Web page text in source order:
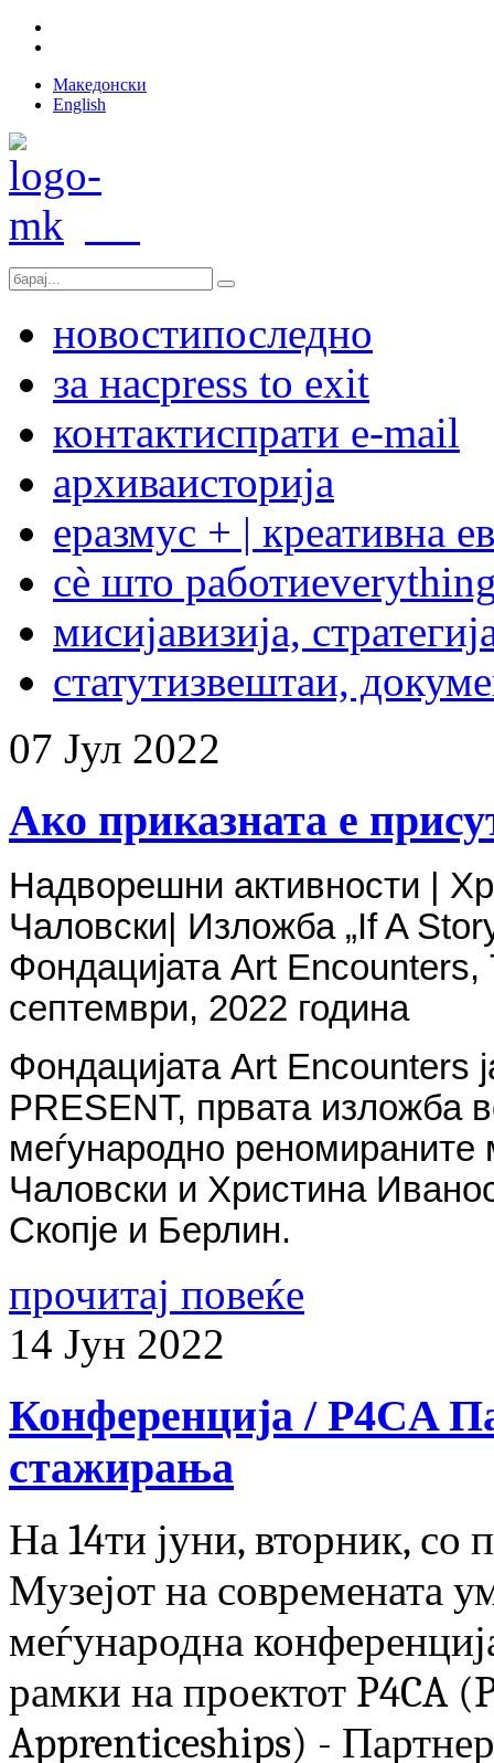
Македонски
English
новостипоследно
за насpress to exit
контактиспрати e-mail
архиваисторија
еразмус + | креативна
сѐ што работи
мисијавизија,
статутизвештаи,
07 Јул 2022
Ако приказната е
Надворешни активности |
Чаловски| Изложба „If A
Фондацијата Art
септември, 2022 година
Фондацијата Art Encounters
PRESENT, првата изложба
меѓународно реномираните
Чаловски и Христина
Скопје и Берлин.
прочитај повеќе
14 Јун 2022
Конференција / P4CA
стажирања
На 14ти јуни, вторник, со
Музејот на современата
меѓународна
рамки на проектот P4CA
Apprenticeships) -